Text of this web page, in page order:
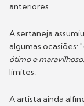
anteriores.
A sertaneja
algumas ocasiões: "
ótimo e
limites.
A artista ainda